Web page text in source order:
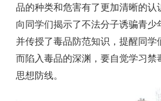
品的种类和危害有了更加清晰的认
向同学们揭示了不法分子诱骗青少
并传授了毒品防范知识，提醒同学
而陷入毒品的深渊，要自觉学习禁
思想防线。